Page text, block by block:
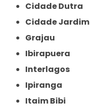
Cidade Dutra
Cidade Jardim
Grajau
Ibirapuera
Interlagos
Ipiranga
Itaim Bibi